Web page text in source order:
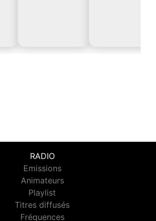
RADIO
Emissions
Animateurs
Playlist
Titres diffusés
Fréquences